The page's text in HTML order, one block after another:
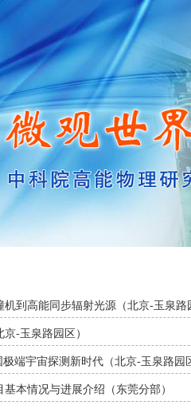
机到高能同步辐射光源（北京-玉泉路
-玉泉路园区）
极端宇宙探测新时代（北京-玉泉路园
本情况与进展介绍（东莞分部）